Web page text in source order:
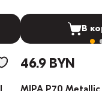
В
46.9 BYN